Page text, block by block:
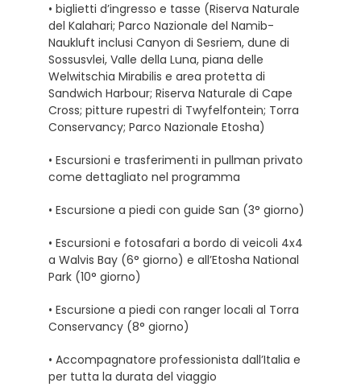
• biglietti d’ingresso e tasse (Riserva Naturale
del Kalahari; Parco Nazionale del Namib-
Naukluft inclusi Canyon di Sesriem, dune di
Sossusvlei, Valle della Luna, piana delle
Welwitschia Mirabilis e area protetta di
Sandwich Harbour; Riserva Naturale di Cape
Cross; pitture rupestri di Twyfelfontein; Torra
Conservancy; Parco Nazionale Etosha)
• Escursioni e trasferimenti in pullman privato
come dettagliato nel programma
• Escursione a piedi con guide San (3° giorno)
• Escursioni e fotosafari a bordo di veicoli 4x4
a Walvis Bay (6° giorno) e all’Etosha National
Park (10° giorno)
• Escursione a piedi con ranger locali al Torra
Conservancy (8° giorno)
• Accompagnatore professionista dall’Italia e
per tutta la durata del viaggio